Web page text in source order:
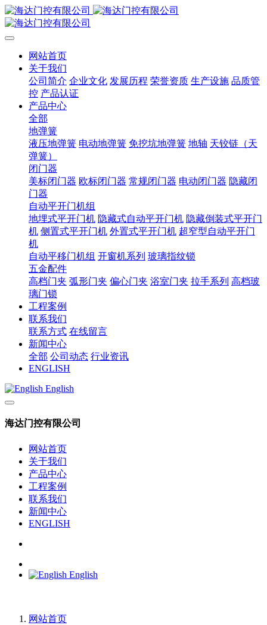
网站首页
关于我们
公司简介 企业文化 发展历程 荣誉资质 生产设施 品质管
控 产品认证
产品中心
全部
地弹簧
液压地弹簧 电动地弹簧 免挖坑地弹簧 地轴 天铰链（天
弹簧）
闭门器
美标闭门器 欧标闭门器 常规闭门器 电动闭门器 隐藏闭
门器
自动平开门机组
地埋式平开门机 隐藏式自动平开门机 隐藏倒装式平开门
机 侧置式平开门机 外置式平开门机 超窄型自动平开门
机
自动平移门机组 开窗机系列 玻璃指纹锁
五金配件
高档门夹 弧形门夹 偏心门夹 浴室门夹 拉手系列 高档玻
璃门锁
工程案例
联系我们
联系方式 在线留言
新闻中心
全部 公司动态 行业资讯
ENGLISH
English
海达门控有限公司
网站首页
关于我们
产品中心
工程案例
联系我们
新闻中心
ENGLISH
English
网站首页